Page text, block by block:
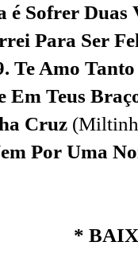
é Sofrer Duas
Para Ser
Te Amo
Em Teus
Cruz
Por Uma
*